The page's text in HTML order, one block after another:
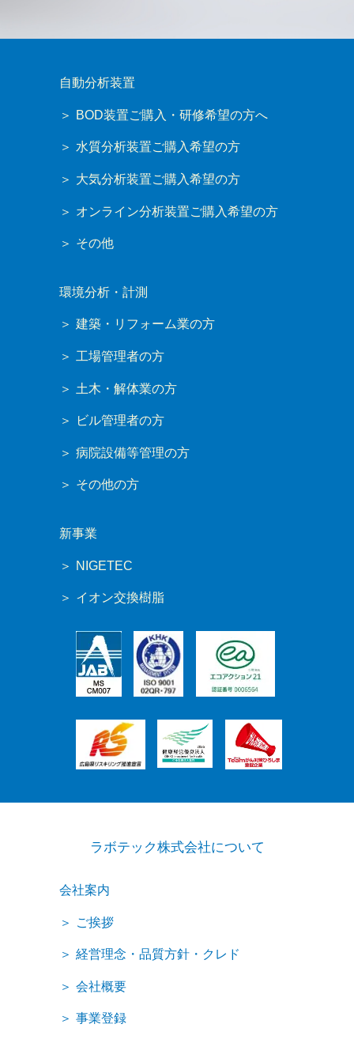
自動分析装置
BOD装置ご購入・研修希望の方へ
水質分析装置ご購入希望の方
大気分析装置ご購入希望の方
オンライン分析装置ご購入希望の方
その他
環境分析・計測
建築・リフォーム業の方
工場管理者の方
土木・解体業の方
ビル管理者の方
病院設備等管理の方
その他の方
新事業
NIGETEC
イオン交換樹脂
ラボテック株式会社について
会社案内
ご挨拶
経営理念・品質方針・クレド
会社概要
事業登録